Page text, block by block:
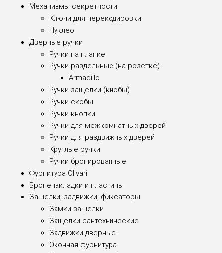
Механизмы секретности
Ключи для перекодировки
Нуклео
Дверные ручки
Ручки на планке
Ручки раздельные (на розетке)
Armadillo
Ручки-защелки (кнобы)
Ручки-скобы
Ручки-кнопки
Ручки для межкомнатных дверей
Ручки для раздвижных дверей
Круглые ручки
Ручки бронированные
Фурнитура Olivari
Броненакладки и пластины
Защелки, задвижки, фиксаторы
Замки защелки
Защелки сантехнические
Задвижки дверные
Оконная фурнитура